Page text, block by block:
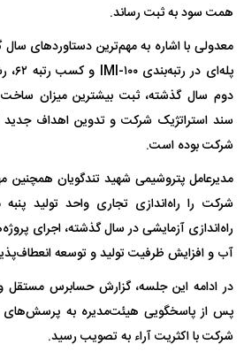
همت سود به ثبت رساند.
دوم سال گذشته، ثبت بیشترین میزان ساخت
سند استراتژیک شرکت و تدوین اهداف جدید
شرکت بوده است.
مدیرعامل پتروشیمی شهید تندگویان همچنین
راه‌اندازی آزمایشی در سال گذشته، اجرای
آب و افزایش ظرفیت تولید و توسعه
در ادامه این جلسه، گزارش حسابرس مستقل
پس از پاسخگویی هیئت‌مدیره به پرسش‌های
شرکت با اکثریت آراء به تصویب رسید.